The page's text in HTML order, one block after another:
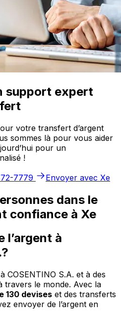
support expert
votre transfert d’argent
sommes là pour vous aider
pour un
!
7779
Envoyer avec Xe
dans le
confiance à Xe
l’argent à
COSENTINO S.A. et à des
travers le monde. Avec la
130 devises et des transferts
envoyer de l’argent en